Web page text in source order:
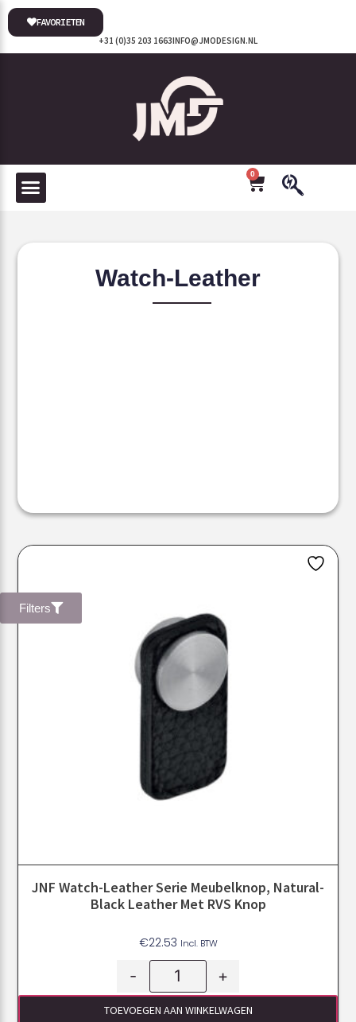
INFO@JMODESIGN.NL
+31 (0)35 203 1663
FAVORIETEN
0
Watch-Leather
Filters
JNF Watch-Leather Serie Meubelknop, Natural-
Black Leather Met RVS Knop
€22.53 Incl. BTW
- +
TOEVOEGEN AAN WINKELWAGEN